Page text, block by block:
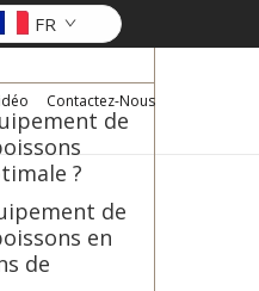
FR
Contactez-Nous
de
?
de
en
de